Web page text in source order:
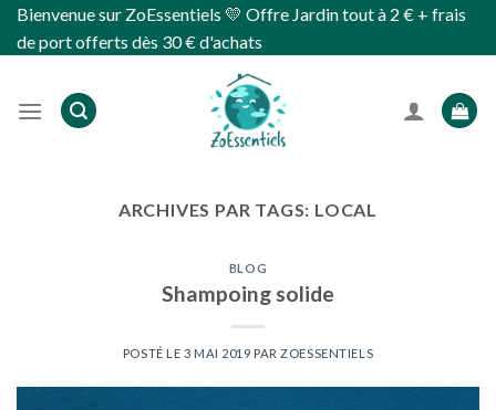
SkipBienvenue sur ZoEssentiels 💛 Offre Jardin tout à 2 € + frais
de port offerts dès 30 € d'achats
ARCHIVES PAR TAGS: LOCAL
BLOG
Shampoing solide
POSTÉ LE 3 MAI 2019 PARZOESSENTIELS